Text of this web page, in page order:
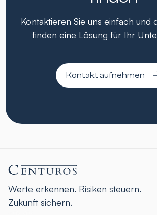
Kontaktieren Sie uns einfach und
finden eine Lösung für Ihr
Kontakt aufnehmen
Werte erkennen. Risiken steuern.
Zukunft sichern.